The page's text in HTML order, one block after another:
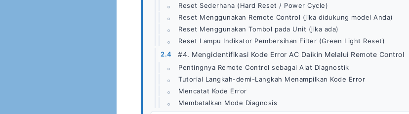
Reset Sederhana (Hard Reset / Power Cycle)
Reset Menggunakan Remote Control (jika didukung model Anda)
Reset Menggunakan Tombol pada Unit (jika ada)
Reset Lampu Indikator Pembersihan Filter (Green Light Reset)
#4. Mengidentifikasi Kode Error AC Daikin Melalui Remote Control
Pentingnya Remote Control sebagai Alat Diagnostik
Tutorial Langkah-demi-Langkah Menampilkan Kode Error
Mencatat Kode Error
Membatalkan Mode Diagnosis